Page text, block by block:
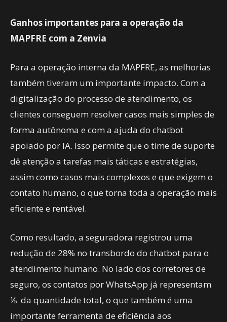
Ganhos importantes para a operação da
MAPFRE com a Zenvia
Para a operação interna da MAPFRE, as melhorias
também tiveram um importante impacto. Com a
digitalização do processo de atendimento, os
clientes conseguem resolver casos mais simples de
forma autônoma e com a ajuda do chatbot
apoiado por IA. Isso permite que o time de suporte
dê atenção a tarefas mais táticas e estratégias,
assim como casos mais complexos e que exigem o
contato humano, o que torna toda a operação mais
eficiente e rentável.
Como resultado, a seguradora registrou uma
redução de 28% no transbordo do chatbot para o
atendimento humano. No lado dos corretores de
seguro, os contatos por WhatsApp já representam
⅕ da quantidade total, o que também é uma
importante ferramenta de eficiência aos